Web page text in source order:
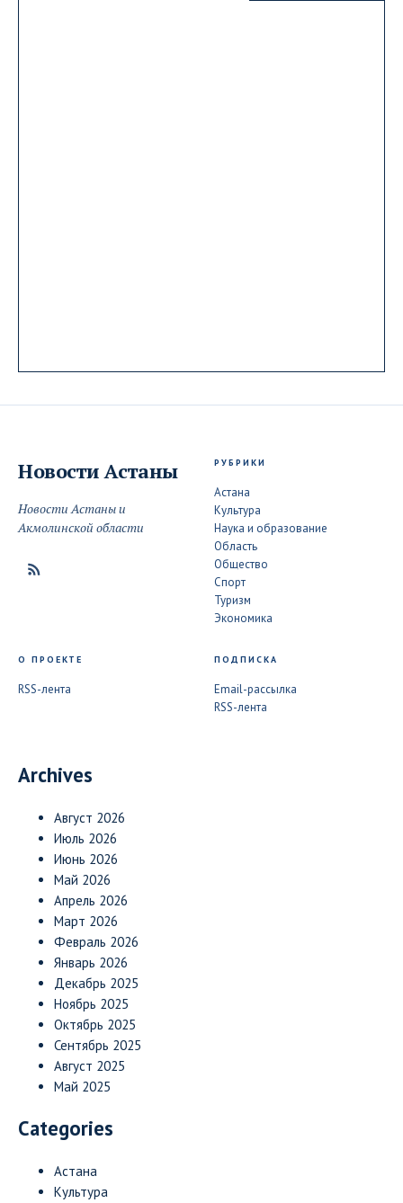
Новости Астаны
Новости Астаны и
Акмолинской области
РУБРИКИ
Астана
Культура
Наука и образование
Область
Общество
Спорт
Туризм
Экономика
О ПРОЕКТЕ
RSS-лента
ПОДПИСКА
Email-рассылка
RSS-лента
Archives
Август 2026
Июль 2026
Июнь 2026
Май 2026
Апрель 2026
Март 2026
Февраль 2026
Январь 2026
Декабрь 2025
Ноябрь 2025
Октябрь 2025
Сентябрь 2025
Август 2025
Май 2025
Categories
Астана
Культура